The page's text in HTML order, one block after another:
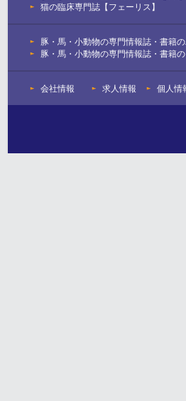
猫の臨床専門誌【フェーリス】
豚・馬・小動物の専門情報誌・書籍
豚・馬・小動物の専門情報誌・書籍
会社情報 求人情報 個人情